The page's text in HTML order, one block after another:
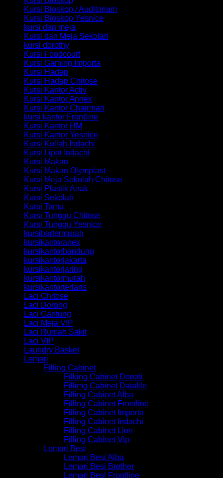
Kursi Bioskop / Auditorium
Kursi Bioskop Yesnice
kursi dan meja
Kursi dan Meja Sekolah
kursi dorothy
Kursi Foodcourt
Kursi Gaming Importa
Kursi Hadap
Kursi Hadap Chitose
Kursi Kantor Activ
Kursi Kantor Annex
Kursi Kantor Chairman
kursi kantor Frontline
Kursi Kantor HM
Kursi Kantor Yesnice
Kursi Kuliah Indachi
Kursi Lipat Indachi
Kursi Makan
Kursi Makan Olymplast
Kursi Meja Sekolah Chitose
Kursi Plastik Anak
Kursi Sekolah
Kursi Tamu
Kursi Tunggu Chitose
Kursi Tunggu Yesnice
kursibartermurah
kursikantoranex
kursikantorbandung
kursikantorjakarta
kursikantorjaring
kursikantormurah
kursikantorterlaris
Laci Chitose
Laci Dorong
Laci Gantung
Laci Meja VIP
Laci Rumah Sakit
Laci VIP
Laundry Basket
Lemari
Filling Cabinet
Filking Cabinet Donati
Fillimg Cabinet Datafile
Filling Cabinet Alba
Filling Cabinet Frontline
Filling Cabinet Importa
Filling Cabinet Indachi
Filling Cabinet Lion
Filling Cabinet Vip
Lemari Besi
Lemari Besi Alba
Lemari Besi Brother
Lemari Besi Frontline